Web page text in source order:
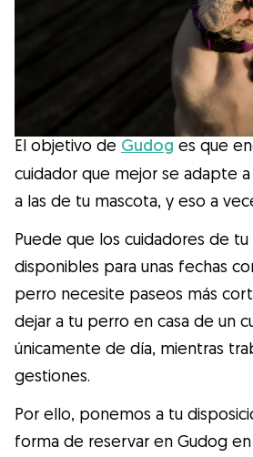
Accesorios
Educación Canina
Más contenido
Razas
Buscar cuidadores
¿Qué es Gudog?
Gudog es la forma más fácil
reservar con el cuidador de
El objetivo de Gudog es que
cuidador que mejor se adapte
a las de tu mascota, y eso a
Puede que los cuidadores de
disponibles para unas fechas
perro necesite paseos más
dejar a tu perro en casa de un
únicamente de día, mientras
gestiones.
Por ello, ponemos a tu
forma de reservar en Gudog